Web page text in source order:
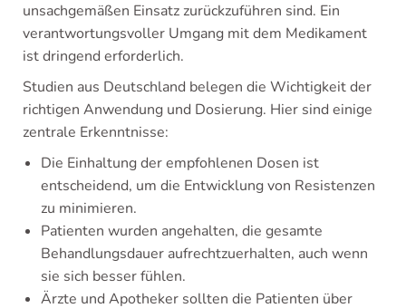
unsachgemäßen Einsatz zurückzuführen sind. Ein
verantwortungsvoller Umgang mit dem Medikament
ist dringend erforderlich.
Studien aus Deutschland belegen die Wichtigkeit der
richtigen Anwendung und Dosierung. Hier sind einige
zentrale Erkenntnisse:
Die Einhaltung der empfohlenen Dosen ist
entscheidend, um die Entwicklung von Resistenzen
zu minimieren.
Patienten wurden angehalten, die gesamte
Behandlungsdauer aufrechtzuerhalten, auch wenn
sie sich besser fühlen.
Ärzte und Apotheker sollten die Patienten über